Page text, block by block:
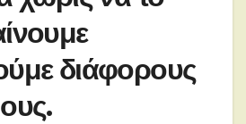
διάφορους